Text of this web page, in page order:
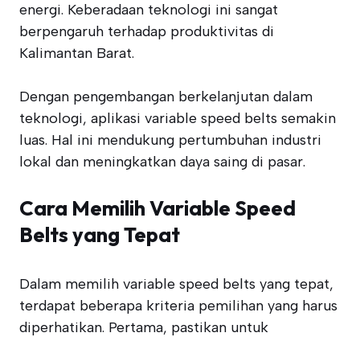
energi. Keberadaan teknologi ini sangat
berpengaruh terhadap produktivitas di
Kalimantan Barat.
Dengan pengembangan berkelanjutan dalam
teknologi, aplikasi variable speed belts semakin
luas. Hal ini mendukung pertumbuhan industri
lokal dan meningkatkan daya saing di pasar.
Cara Memilih Variable Speed
Belts yang Tepat
Dalam memilih variable speed belts yang tepat,
terdapat beberapa kriteria pemilihan yang harus
diperhatikan. Pertama, pastikan untuk